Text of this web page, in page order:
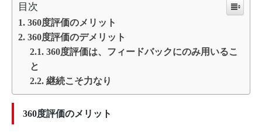
目次
360度評価のメリット
360度評価のデメリット
360度評価は、フィードバックにのみ用いるこ
と
継続こそ力なり
360度評価のメリット